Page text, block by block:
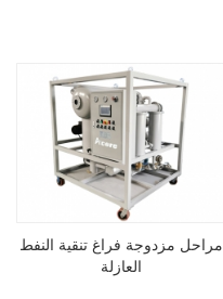
مراحل مزدوجة فراغ تنقية النفط
العازلة